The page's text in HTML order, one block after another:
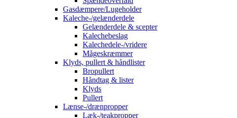
Gasdæmpere/Lugeholder
Kaleche-/gelænderdele
Gelænderdele & scepter
Kalechebeslag
Kalechedele-/vridere
Mågeskræmmer
Klyds, pullert & håndlister
Bropullert
Håndtag & lister
Klyds
Pullert
Lænse-/drænpropper
Læk-/teakpropper